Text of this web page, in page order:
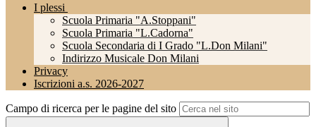
I plessi
Scuola Primaria "A.Stoppani"
Scuola Primaria "L.Cadorna"
Scuola Secondaria di I Grado "L.Don Milani"
Indirizzo Musicale Don Milani
Privacy
Iscrizioni a.s. 2026-2027
Campo di ricerca per le pagine del sito